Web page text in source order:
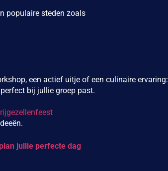
populaire steden zoals
een actief uitje of een culinaire ervaring:
bij jullie groep past.
jullie perfecte dag